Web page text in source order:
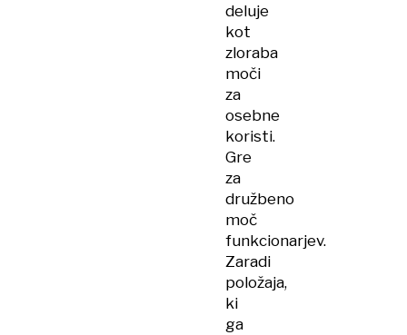
deluje
kot
zloraba
moči
za
osebne
koristi.
Gre
za
družbeno
moč
funkcionarjev.
Zaradi
položaja,
ki
ga